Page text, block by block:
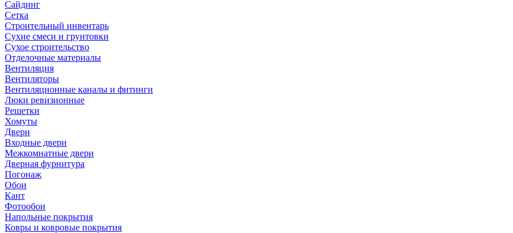
Сайдинг
Сетка
Строительный инвентарь
Сухие смеси и грунтовки
Сухое строительство
Отделочные материалы
Вентиляция
Вентиляторы
Вентиляционные каналы и фитинги
Люки ревизионные
Решетки
Хомуты
Двери
Входные двери
Межкомнатные двери
Дверная фурнитура
Погонаж
Обои
Кант
Фотообои
Напольные покрытия
Ковры и ковровые покрытия